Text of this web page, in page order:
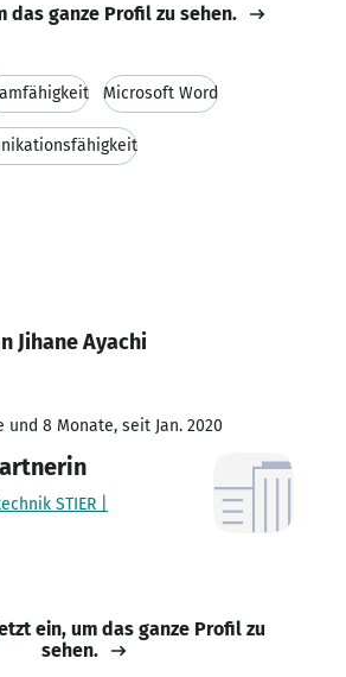
das ganze Profil zu sehen.
Microsoft Word
Jihane Ayachi
und 8 Monate, seit Jan. 2020
STIER |
ein, um das ganze Profil zu
sehen.